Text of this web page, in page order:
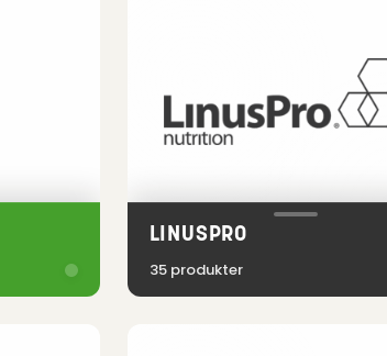
LINUSPRO
35 produkter